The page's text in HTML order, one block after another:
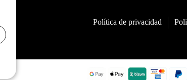
Política de privacidad